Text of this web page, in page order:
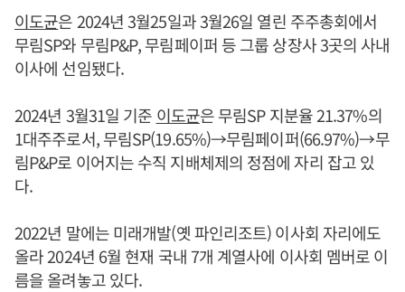
이도균은 2024년 3월25일과 3월26일 열린 주주총회에서
무림SP와 무림P&P, 무림페이퍼 등 그룹 상장사 3곳의 사내
이사에 선임됐다.
2024년 3월31일 기준 이도균은 무림SP 지분율 21.37%의
1대주주로서, 무림SP(19.65%)→무림페이퍼(66.97%)→무
림P&P로 이어지는 수직 지배체제의 정점에 자리 잡고 있
다.
2022년 말에는 미래개발(옛 파인리조트) 이사회 자리에도
올라 2024년 6월 현재 국내 7개 계열사에 이사회 멤버로 이
름을 올려놓고 있다.